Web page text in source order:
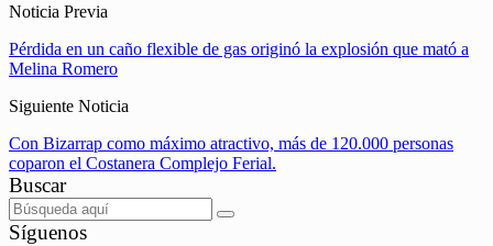
Noticia Previa
Pérdida en un caño flexible de gas originó la explosión que mató a
Melina Romero
Siguiente Noticia
Con Bizarrap como máximo atractivo, más de 120.000 personas
coparon el Costanera Complejo Ferial.
Buscar
Síguenos